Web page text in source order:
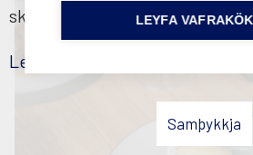
LEYFA
skilmála okkar
Lesa nánar
Samþykkja